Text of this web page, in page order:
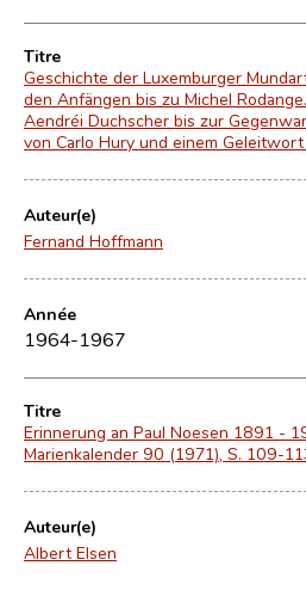
Titre
Geschichte der Luxemburger
den Anfängen bis zu Michel
Aendréi Duchscher bis zur
von Carlo Hury und einem
Auteur(e)
Fernand Hoffmann
Année
1964-1967
Titre
Erinnerung an Paul Noesen 1891 -
Marienkalender 90 (1971), S. 109-
Auteur(e)
Albert Elsen